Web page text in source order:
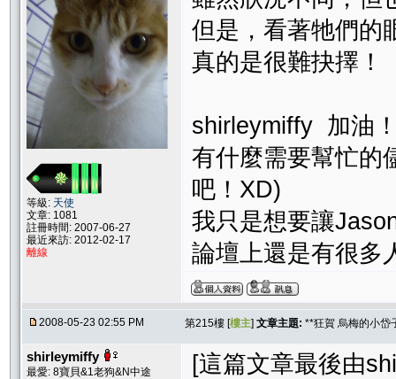
等級: 天使
文章: 1081
註冊時間: 2007-06-27
最近來訪: 2012-02-17
離線
但是，看著牠們的
真的是很難抉擇！
shirleymiffy 加油
有什麼需要幫忙的
吧！XD)
我只是想要讓
論壇上還是有很多
2008-05-23 02:55 PM 第215樓 [樓主] 文章主題: **狂賀 烏梅的小岱
shirleymiffy
最愛: 8寶貝&1老狗&N中途 [這篇文章最後由